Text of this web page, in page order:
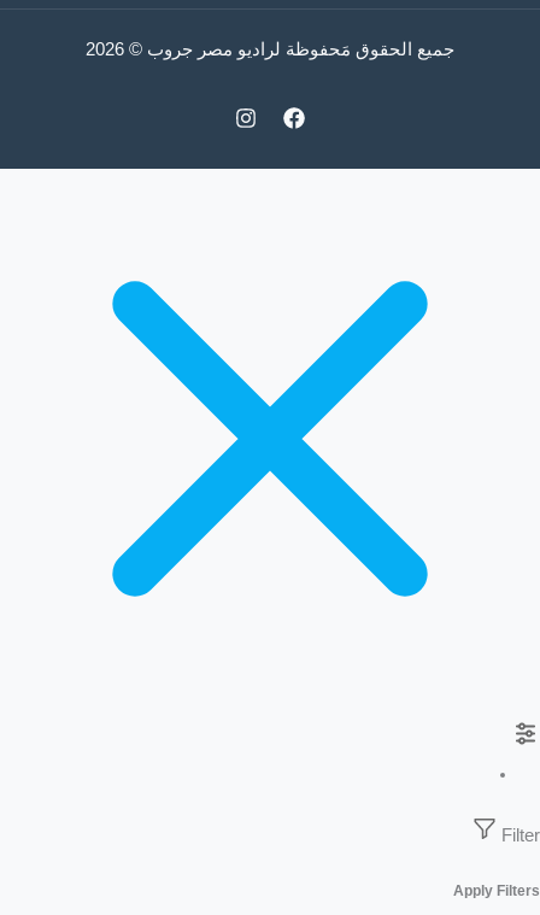
جميع الحقوق مَحفوظة لراديو مصر جروب © 2026
Filter
Apply Filters